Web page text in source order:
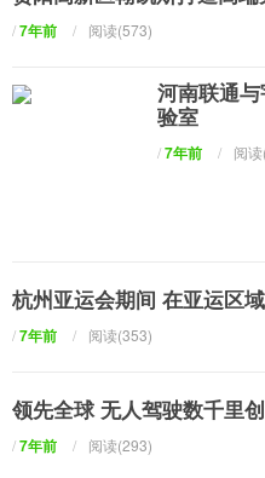
/7年前 / 阅读(573)
河南联通
验室
/7年前 / 阅
杭州亚运会期间 在亚运区
/7年前 / 阅读(353)
领先全球 无人驾驶数千里
/7年前 / 阅读(293)